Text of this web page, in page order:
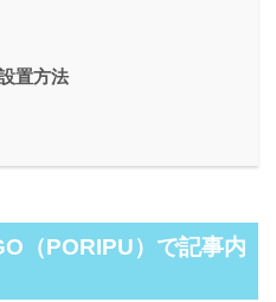
置方法
（PORIPU）で記事内